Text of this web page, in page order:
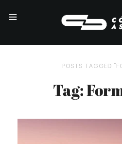
POSTS TAGGED
Tag: